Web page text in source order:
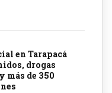
en Tarapacá
drogas
más de 350